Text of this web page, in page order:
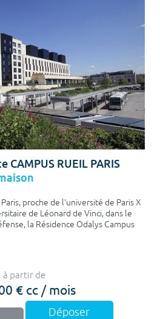
CAMPUS RUEIL PARIS
proche de l'université de Paris X
de Léonard de Vinci, dans le
la Résidence Odalys Campus
à partir de
€ cc / mois
Déposer